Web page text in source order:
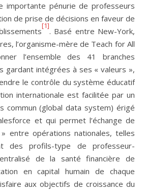
importante pénurie de professeurs
de prise de décisions en faveur de
[1]
. Basé entre New-York,
l’organisme-mère de Teach for All
l’ensemble des 41 branches
gardant intégrées à ses « valeurs »,
le contrôle du système éducatif
internationale est facilitée par un
commun (global data system) érigé
et qui permet l’échange de
entre opérations nationales, telles
des profils-type de professeur-
de la santé financière de
en capital humain de chaque
aux objectifs de croissance du